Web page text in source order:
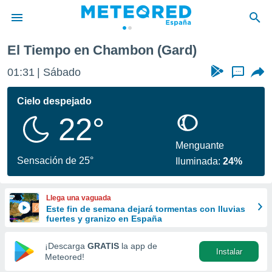
de
por
se
calidad.
a este
las
y
forma
digital
basada
El Tiempo en Chambon (Gard)
01:31 Sábado ...
Cielo despejado
22°
Sensación de 25°
Menguante
Iluminada:24%
Llega una vaguada
Este fin de semana dejará tormentas con lluvias
fuertes y granizo en España
¡Descarga GRATIS la app de
Meteored!
Instalar